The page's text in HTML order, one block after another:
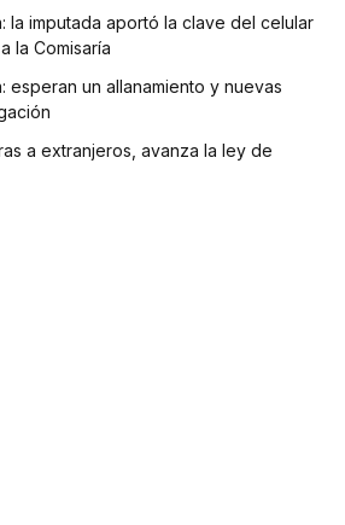
la imputada aportó la clave del celular
la Comisaría
esperan un allanamiento y nuevas
a extranjeros, avanza la ley de